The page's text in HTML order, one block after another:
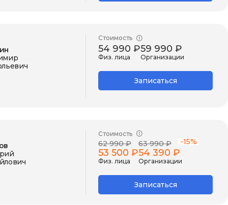
Стоимость
54 990 ₽
Физ. лица
59 990 ₽
Организации
Записаться
Стоимость
62 990 ₽
53 500 ₽
Физ. лица
63 990 ₽ -15%
54 390 ₽
Организации
Записаться